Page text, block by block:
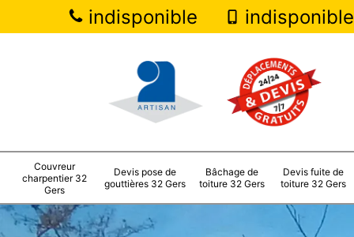
indisponible indisponible
Couvreur
charpentier 32
Gers
Devis pose de
gouttières 32 Gers
Bâchage de
toiture 32 Gers
Devis fuite de
toiture 32 Gers